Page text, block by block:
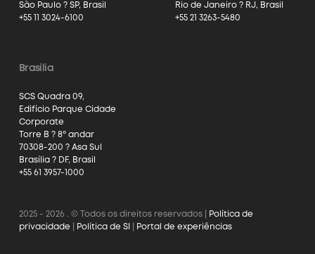
São Paulo ? SP, Brasil
+55 11 3024-6100
Rio de Janeiro ? RJ, Brasil
+55 21 3263-5480
Brasília
SCS Quadra 09,
Edifício Parque Cidade
Corporate
Torre B ? 8º andar
70308-200 ? Asa Sul
Brasília ? DF, Brasil
+55 61 3957-1000
2025 - 2026 . © Todos os direitos reservados |
Política de
privacidade
Política de SI Portal de experiências